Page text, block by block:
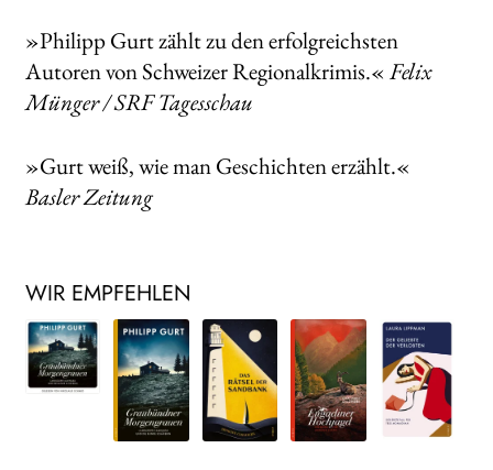
»Philipp Gurt zählt zu den erfolgreichsten
Autoren von Schweizer Regionalkrimis.« Felix
Münger / SRF Tagesschau
»Gurt weiß, wie man Geschichten erzählt.«
Basler Zeitung
WIR EMPFEHLEN